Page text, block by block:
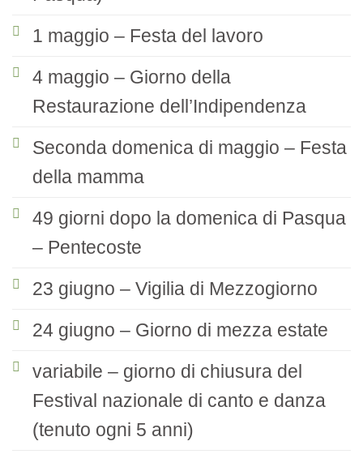
1 maggio – Festa del lavoro
4 maggio – Giorno della
Restaurazione dell’Indipendenza
Seconda domenica di maggio – Festa
della mamma
49 giorni dopo la domenica di Pasqua
– Pentecoste
23 giugno – Vigilia di Mezzogiorno
24 giugno – Giorno di mezza estate
variabile – giorno di chiusura del
Festival nazionale di canto e danza
(tenuto ogni 5 anni)